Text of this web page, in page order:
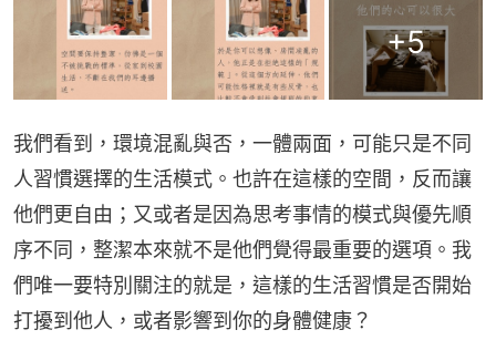
+5
我們看到，環境混亂與否，一體兩面，可能只是不同
人習慣選擇的生活模式。也許在這樣的空間，反而讓
他們更自由；又或者是因為思考事情的模式與優先順
序不同，整潔本來就不是他們覺得最重要的選項。我
們唯一要特別關注的就是，這樣的生活習慣是否開始
打擾到他人，或者影響到你的身體健康？